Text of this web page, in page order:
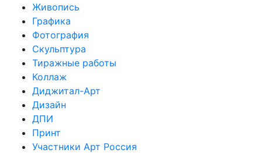
Живопись
Графика
Фотография
Скульптура
Тиражные работы
Коллаж
Диджитал-Арт
Дизайн
ДПИ
Принт
Участники Арт Россия